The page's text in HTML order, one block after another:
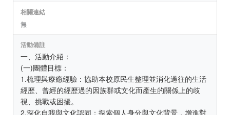
相關連結
無
活動備註
一、活動介紹：
(一)團體目標：
1.梳理與療癒經驗：協助本校原民生整理並消化過往的生活
經歷、曾經的經歷過的因族群或文化而產生的關係上的歧
視、挑戰或困擾。
2.深化自我與文化認同：探索個人身分與文化背景，增進對